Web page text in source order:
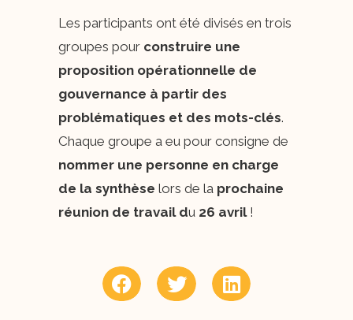
Les participants ont été divisés en trois
groupes pour construire une
proposition opérationnelle de
gouvernance à partir des
problématiques et des mots-clés.
Chaque groupe a eu pour consigne de
nommer une personne en charge
de la synthèse lors de la prochaine
réunion de travail du 26 avril!